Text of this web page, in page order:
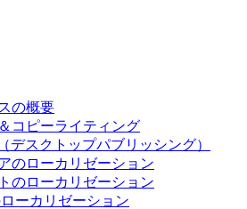
の概要
コピーライティング
デスクトップパブリッシング）
のローカリゼーション
のローカリゼーション
ーカリゼーション